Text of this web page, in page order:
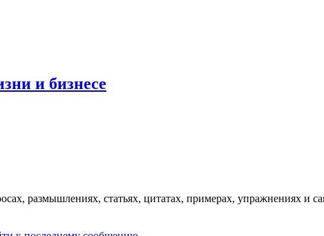
и бизнесе
размышлениях, статьях, цитатах, примерах, упражнениях и